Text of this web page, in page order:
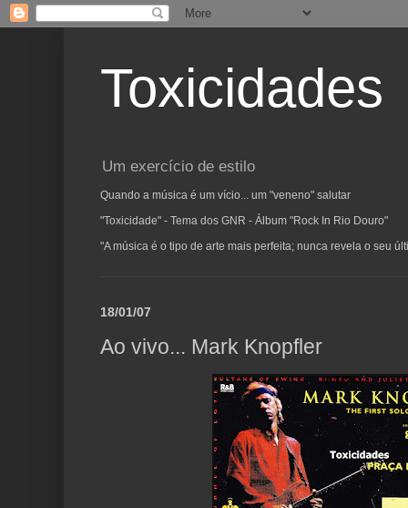
Toxicidades
Um exercício de estilo
Quando a música é um vício... um "veneno" salutar
"Toxicidade" - Tema dos GNR - Álbum "Rock In Rio Douro"
"A música é o tipo de arte mais perfeita; nunca revela o seu
18/01/07
Ao vivo... Mark Knopfler